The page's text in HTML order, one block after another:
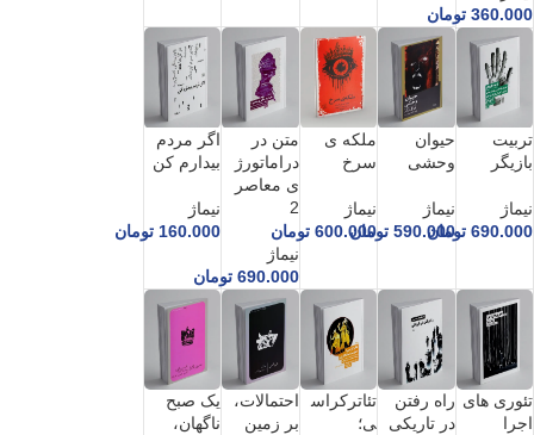
360.000 تومان
تربیت
بازیگر
نیماژ
690.000 تومان
حیوان
وحشی
نیماژ
590.000 تومان
ملکه ی
سرخ
نیماژ
600.000 تومان
متن در
دراماتورژ
ی معاصر
2
نیماژ
690.000 تومان
اگر مردم
بیدارم کن
نیماژ
160.000 تومان
تئوری های
اجرا
راه رفتن
در تاریکی
تئاترکراس
ی؛
احتمالات،
بر زمین
یک صبح
ناگهان،